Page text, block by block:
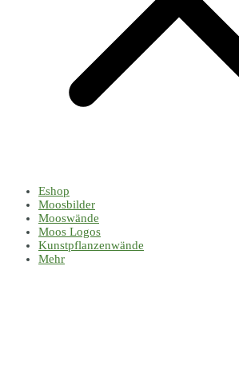
Eshop
Moosbilder
Mooswände
Moos Logos
Kunstpflanzenwände
Mehr